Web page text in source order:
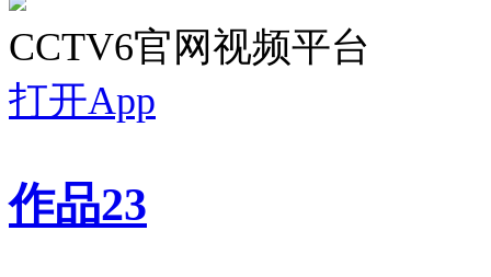
CCTV6官网视频平台
打开App
作品23